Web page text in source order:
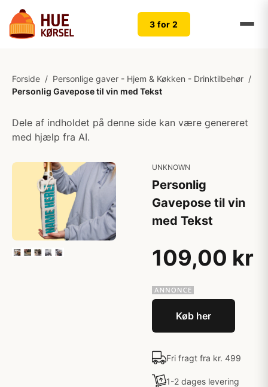
3 for 2
Forside / Personlige gaver - Hjem & Køkken - Drinktilbehør /
Personlig Gavepose til vin med Tekst
Dele af indholdet på denne side kan være genereret
med hjælp fra AI.
UNKNOWN
Personlig
Gavepose til vin
med Tekst
109,00 kr
Køb her
Fri fragt fra kr. 499
1-2 dages levering